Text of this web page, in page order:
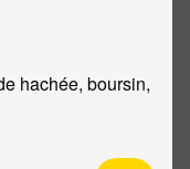
hachée, boursin,